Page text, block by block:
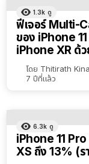
1.3k ดู
ฟีเจอร์ Multi-
ของ iPhone
iPhone XR ด้
โดย Thitirath
7 ปีที่แล้ว
6.3k ดู
iPhone 11
XS ถึง 13% (ร